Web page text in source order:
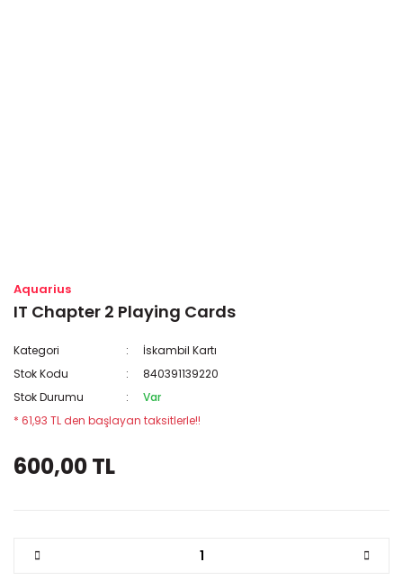
Aquarius
IT Chapter 2 Playing Cards
Kategori
İskambil Kartı
Stok Kodu
840391139220
Stok Durumu
Var
* 61,93 TL den başlayan taksitlerle!!
600,00 TL